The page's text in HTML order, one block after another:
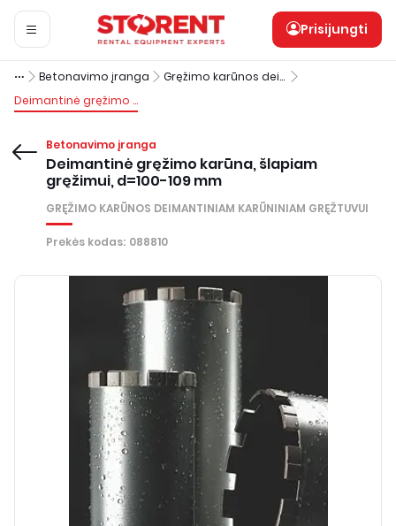
Prisijungti
Betonavimo įranga
Gręžimo karūnos deimantiniam karūniniam gręžtuvui
Deimantinė gręžimo karūna, šlapiam gręžimui, d=100-109 mm
Betonavimo įranga
Deimantinė gręžimo karūna, šlapiam
gręžimui, d=100-109 mm
GRĘŽIMO KARŪNOS DEIMANTINIAM KARŪNINIAM GRĘŽTUVUI
Prekės kodas: 088810